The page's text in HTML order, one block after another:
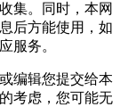
集。同时，本网
后方能使用，如
服务。
编辑您提交给本
考虑，您可能无